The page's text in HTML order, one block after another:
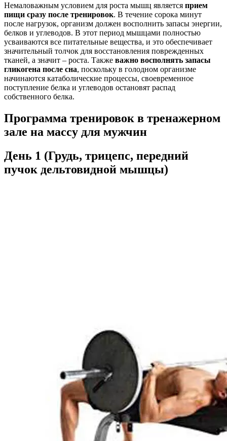
Немаловажным условием для роста мышц является прием
пищи сразу после тренировок. В течение сорока минут
после нагрузок, организм должен восполнить запасы энергии,
белков и углеводов. В этот период мышцами полностью
усваиваются все питательные вещества, и это обеспечивает
значительный толчок для восстановления поврежденных
тканей, а значит – роста. Также важно восполнять запасы
гликогена после сна, поскольку в голодном организме
начинаются катаболические процессы, своевременное
поступление белка и углеводов остановят распад
собственного белка.
Программа тренировок в тренажерном
зале на массу для мужчин
День 1 (Грудь, трицепс, передний
пучок дельтовидной мышцы)